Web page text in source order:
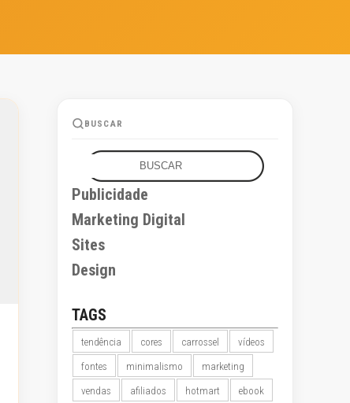
BUSCAR
Publicidade
Marketing Digital
Sites
Design
TAGS
tendência cores carrossel vídeos
fontes minimalismo marketing
vendas afiliados hotmart ebook